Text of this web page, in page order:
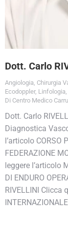
Dott. Carlo
Angiologia, Chirurgia
Ecodoppler, Linfologia,
Di Centro Medico
Dott. Carlo
Diagnostica
l’articolo CORSO
FEDERAZIONE
leggere l’articolo
DI ENDURO
RIVELLINI Clicca